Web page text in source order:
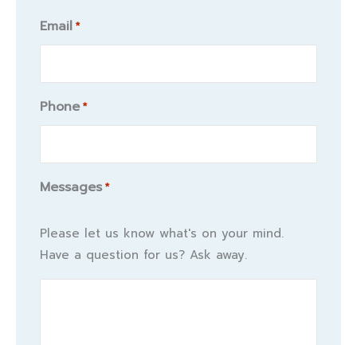
Email *
Phone *
Messages *
Please let us know what's on your mind.
Have a question for us? Ask away.